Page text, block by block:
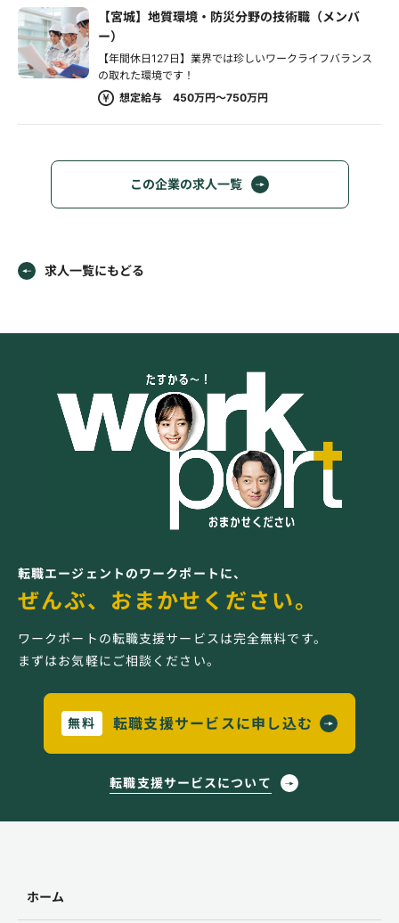
【宮城】地質環境・防災分野の技術職（メンバ
ー）
【年間休日127日】業界では珍しいワークライフバランス
の取れた環境です！
想定給与 450万円～750万円
この企業の求人一覧
求人一覧にもどる
転職エージェントのワークポートに、
ぜんぶ、おまかせください。
ワークポートの転職支援サービスは完全無料です。
まずはお気軽にご相談ください。
無料 転職支援サービスに申し込む
転職支援サービスについて
ホーム